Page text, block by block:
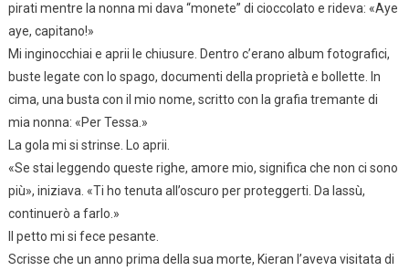
pirati mentre la nonna mi dava “monete” di cioccolato e rideva: «Aye
aye, capitano!»
Mi inginocchiai e aprii le chiusure. Dentro c’erano album fotografici,
buste legate con lo spago, documenti della proprietà e bollette. In
cima, una busta con il mio nome, scritto con la grafia tremante di
mia nonna: «Per Tessa.»
La gola mi si strinse. Lo aprii.
«Se stai leggendo queste righe, amore mio, significa che non ci sono
più», iniziava. «Ti ho tenuta all’oscuro per proteggerti. Da lassù,
continuerò a farlo.»
Il petto mi si fece pesante.
Scrisse che un anno prima della sua morte, Kieran l’aveva visitata di